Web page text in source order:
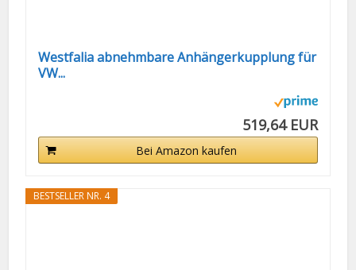
Westfalia abnehmbare Anhängerkupplung für
VW...
519,64 EUR
Bei Amazon kaufen
BESTSELLER NR. 4